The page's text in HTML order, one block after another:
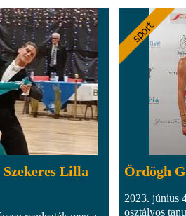
Lilla
Ördögh
2023. június
osztályos